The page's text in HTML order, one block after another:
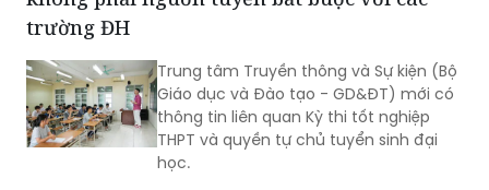
trường ĐH
Trung tâm Truyền thông và Sự kiện (Bộ
Giáo dục và Đào tạo - GD&ĐT) mới có
thông tin liên quan Kỳ thi tốt nghiệp
THPT và quyền tự chủ tuyển sinh đại
học.